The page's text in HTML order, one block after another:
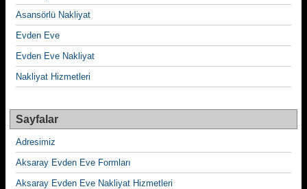
Asansörlü Nakliyat
Evden Eve
Evden Eve Nakliyat
Nakliyat Hizmetleri
Sayfalar
Adresimiz
Aksaray Evden Eve Formları
Aksaray Evden Eve Nakliyat Hizmetleri